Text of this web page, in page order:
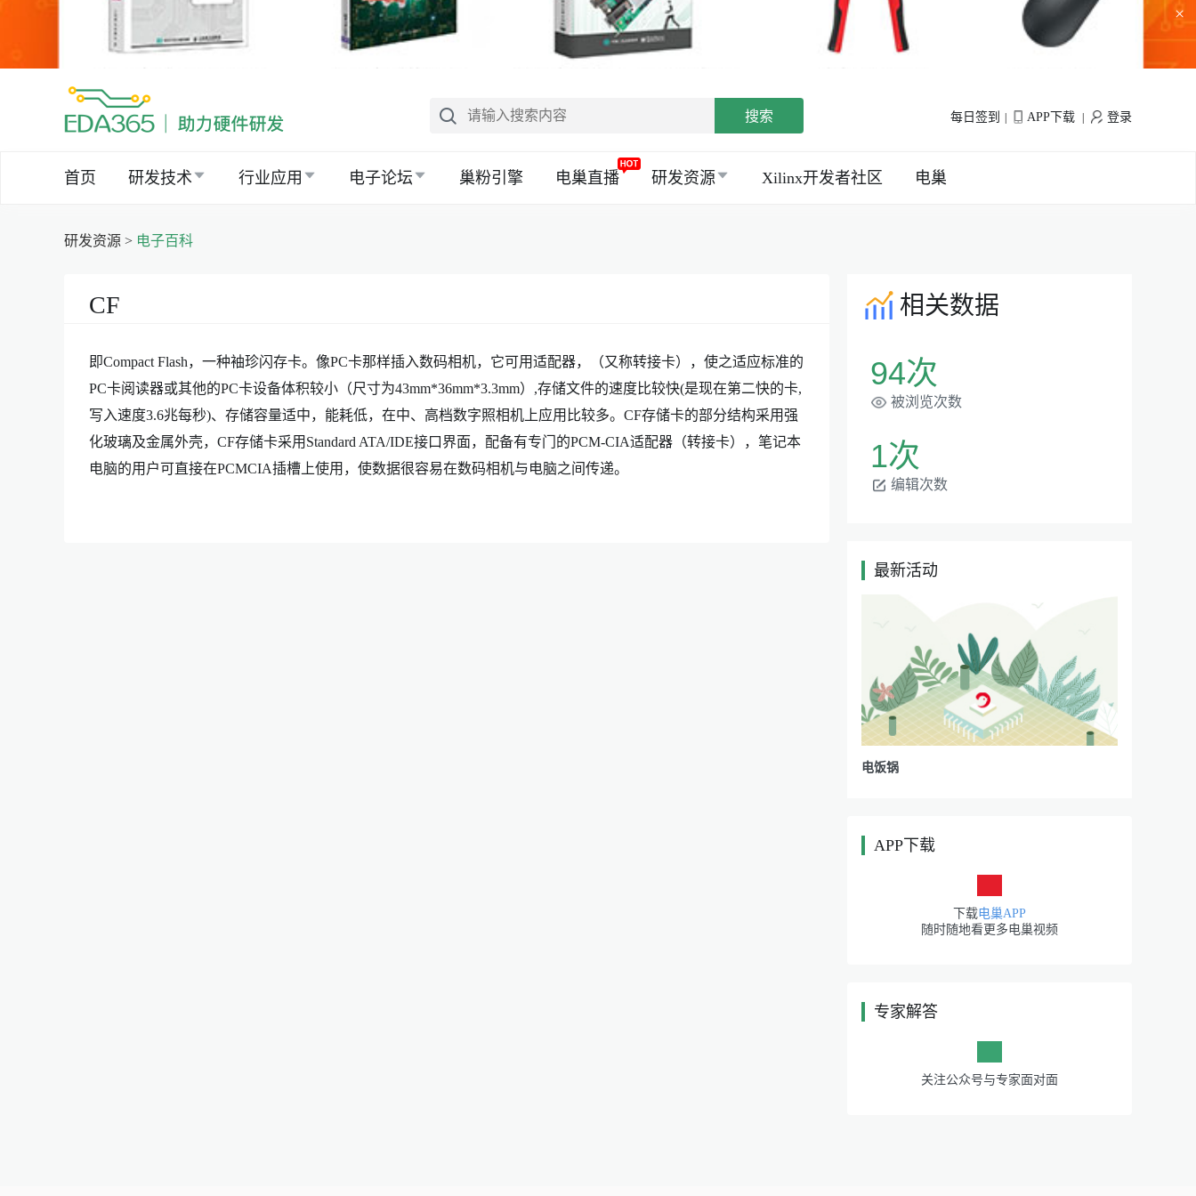
×
搜索 每日签到 APP下载 登录
首页 研发技术 行业应用 电子论坛 巢粉引擎 电巢直播 研发资源 Xilinx开发者社区 电巢
研发资源 > 电子百科
CF
即Compact Flash，一种袖珍闪存卡。像PC卡那样插入数码相机，它可用适配器，（又称转接卡），使之适应标准的
PC卡阅读器或其他的PC卡设备体积较小（尺寸为43mm*36mm*3.3mm）,存储文件的速度比较快(是现在第二快的卡,
写入速度3.6兆每秒)、存储容量适中，能耗低，在中、高档数字照相机上应用比较多。CF存储卡的部分结构采用强
化玻璃及金属外壳，CF存储卡采用Standard ATA/IDE接口界面，配备有专门的PCM-CIA适配器（转接卡），笔记本
电脑的用户可直接在PCMCIA插槽上使用，使数据很容易在数码相机与电脑之间传递。
相关数据
94次
被浏览次数
1次
编辑次数
最新活动
电饭锅
APP下载
下载电巢APP
随时随地看更多电巢视频
专家解答
关注公众号与专家面对面